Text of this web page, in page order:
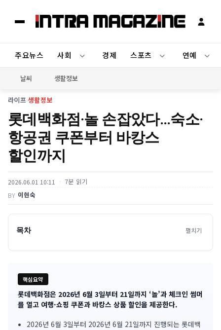
주요뉴스 사회 경제 스포츠 연예
날씨 생활정보
라이프›생활정보
롯데백화점·놀 손잡았다…숙소·
항공권 쿠폰부터 바캉스
할인까지
2026.06.01 10:11 7분 읽기
BY 이현숙
목차 펼치기
핵심요약
기
롯데백화점은 2026년 6월 3일부터 21일까지 ‘놀’과 체크인 썸머
를 열고 여행·쇼핑 쿠폰과 바캉스 상품 할인을 제공한다.
2026년 6월 3일부터 2026년 6월 21일까지 진행되는 롯데백